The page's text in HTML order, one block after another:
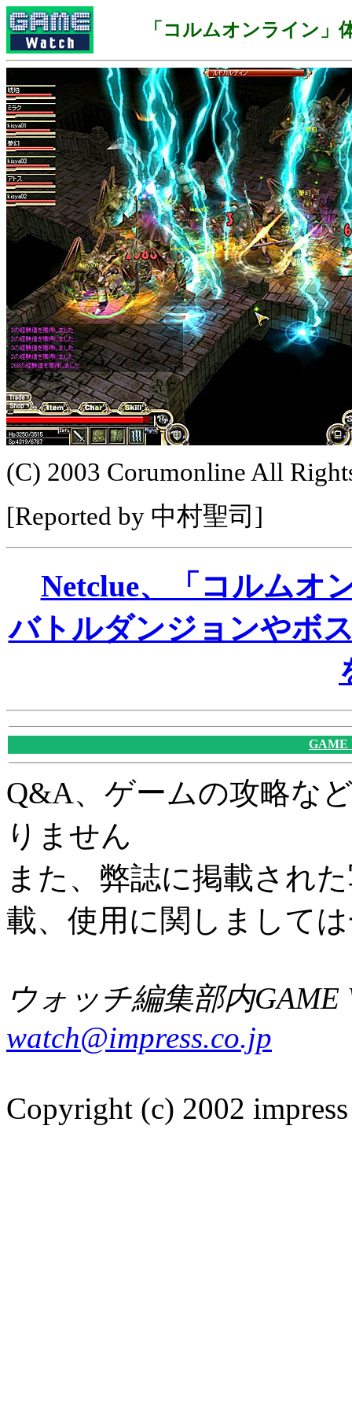
「コルムオンライン」
(C) 2003 Corumonline All
[Reported by 中村聖司]
Netclue、「コルムオ
バトルダンジョンやボ
GAME
Q&A、ゲームの攻略な
りません
また、弊誌に掲載され
載、使用に関しまして
ウォッチ編集部内GAME
watch@impress.co.jp
Copyright (c) 2002